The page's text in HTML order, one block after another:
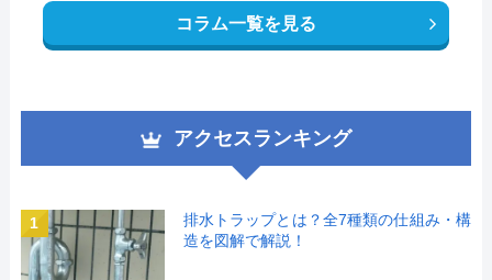
コラム一覧を見る
アクセスランキング
1
排水トラップとは？全7種類の仕組み・構
造を図解で解説！